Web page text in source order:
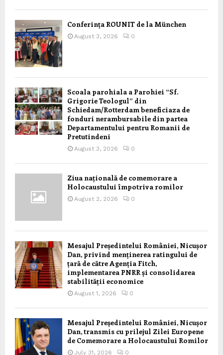
Conferința ROUNIT de la München
August 3, 2026 0
Scoala parohiala a Parohiei “Sf.
Grigorie Teologul” din
Schiedam/Rotterdam beneficiaza de
fonduri nerambursabile din partea
Departamentului pentru Romanii de
Pretutindeni
August 3, 2026 0
Ziua națională de comemorare a
Holocaustului împotriva romilor
August 2, 2026 0
Mesajul Președintelui României, Nicușor
Dan, privind menținerea ratingului de
țară de către Agenția Fitch,
implementarea PNRR și consolidarea
stabilității economice
August 1, 2026 0
Mesajul Președintelui României, Nicușor
Dan, transmis cu prilejul Zilei Europene
de Comemorare a Holocaustului Romilor
July 31, 2026 0